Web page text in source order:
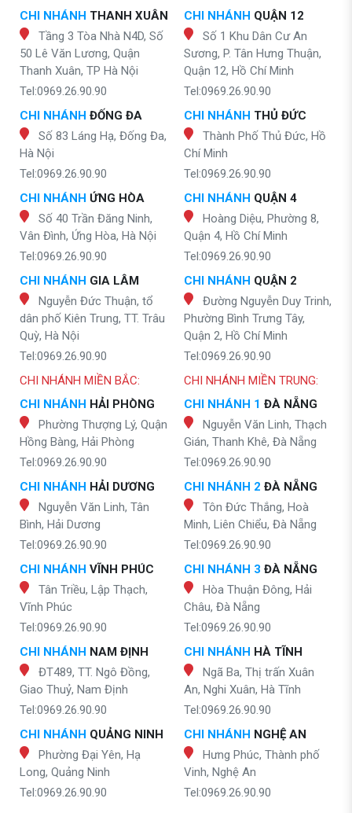
CHI NHÁNH THANH XUÂN
Tầng 3 Tòa Nhà N4D, Số
50 Lê Văn Lương, Quận
Thanh Xuân, TP Hà Nội
Tel:0969.26.90.90
CHI NHÁNH ĐỐNG ĐA
Số 83 Láng Hạ, Đống Đa,
Hà Nội
Tel:0969.26.90.90
CHI NHÁNH ỨNG HÒA
Số 40 Trần Đăng Ninh,
Vân Đình, Ứng Hòa, Hà Nội
Tel:0969.26.90.90
CHI NHÁNH GIA LÂM
Nguyễn Đức Thuận, tổ
dân phố Kiên Trung, TT. Trâu
Quỳ, Hà Nội
Tel:0969.26.90.90
CHI NHÁNH QUẬN 12
Số 1 Khu Dân Cư An
Sương, P. Tân Hưng Thuận,
Quận 12, Hồ Chí Minh
Tel:0969.26.90.90
CHI NHÁNH THỦ ĐỨC
Thành Phố Thủ Đức, Hồ
Chí Minh
Tel:0969.26.90.90
CHI NHÁNH QUẬN 4
Hoàng Diệu, Phường 8,
Quận 4, Hồ Chí Minh
Tel:0969.26.90.90
CHI NHÁNH QUẬN 2
Đường Nguyễn Duy Trinh,
Phường Bình Trưng Tây,
Quận 2, Hồ Chí Minh
Tel:0969.26.90.90
CHI NHÁNH MIỀN BẮC:
CHI NHÁNH HẢI PHÒNG
Phường Thượng Lý, Quận
Hồng Bàng, Hải Phòng
Tel:0969.26.90.90
CHI NHÁNH HẢI DƯƠNG
Nguyễn Văn Linh, Tân
Bình, Hải Dương
Tel:0969.26.90.90
CHI NHÁNH VĨNH PHÚC
Tân Triều, Lập Thạch,
Vĩnh Phúc
Tel:0969.26.90.90
CHI NHÁNH NAM ĐỊNH
ĐT489, TT. Ngô Đồng,
Giao Thuỷ, Nam Định
Tel:0969.26.90.90
CHI NHÁNH QUẢNG NINH
Phường Đại Yên, Hạ
Long, Quảng Ninh
Tel:0969.26.90.90
CHI NHÁNH MIỀN TRUNG:
CHI NHÁNH 1 ĐÀ NẴNG
Nguyễn Văn Linh, Thạch
Gián, Thanh Khê, Đà Nẵng
Tel:0969.26.90.90
CHI NHÁNH 2 ĐÀ NẴNG
Tôn Đức Thắng, Hoà
Minh, Liên Chiểu, Đà Nẵng
Tel:0969.26.90.90
CHI NHÁNH 3 ĐÀ NẴNG
Hòa Thuận Đông, Hải
Châu, Đà Nẵng
Tel:0969.26.90.90
CHI NHÁNH HÀ TĨNH
Ngã Ba, Thị trấn Xuân
An, Nghi Xuân, Hà Tĩnh
Tel:0969.26.90.90
CHI NHÁNH NGHỆ AN
Hưng Phúc, Thành phố
Vinh, Nghệ An
Tel:0969.26.90.90